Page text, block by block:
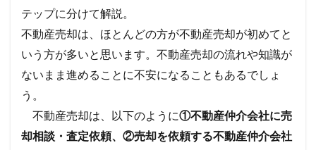
テップに分けて解説。
不動産売却は、ほとんどの方が不動産売却が初めてと
いう方が多いと思います。不動産売却の流れや知識が
ないまま進めることに不安になることもあるでしょ
う。
不動産売却は、以下のように①不動産仲介会社に売
却相談・査定依頼、②売却を依頼する不動産仲介会社